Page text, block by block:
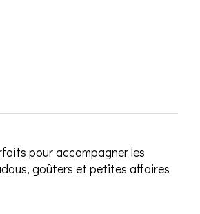
pour accompagner les
goûters et petites affaires